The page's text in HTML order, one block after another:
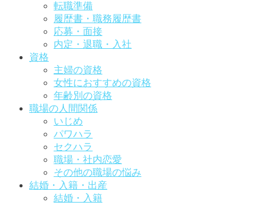
転職準備
履歴書・職務履歴書
応募・面接
内定・退職・入社
資格
主婦の資格
女性におすすめの資格
年齢別の資格
職場の人間関係
いじめ
パワハラ
セクハラ
職場・社内恋愛
その他の職場の悩み
結婚・入籍・出産
結婚・入籍